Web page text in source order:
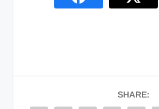
SHARE: